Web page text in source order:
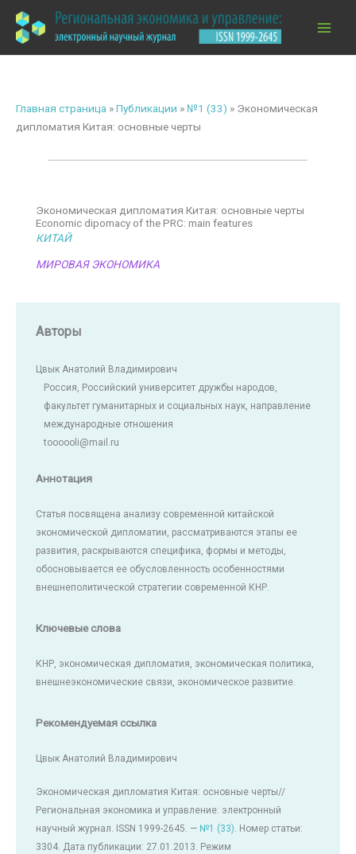
содержимому
Главная страница »Публикации » №1 (33) » Экономическая
дипломатия Китая: основные черты
Экономическая дипломатия Китая: основные черты
Economic dipomacy of the PRC: main features
КИТАЙ
МИРОВАЯ ЭКОНОМИКА
Авторы
Цвык Анатолий Владимирович
Россия, Российский университет дружбы народов,
факультет гуманитарных и социальных наук, направление
международные отношения
toooooli@mail.ru
Аннотация
Статья посвящена анализу современной китайской
экономической дипломатии, рассматриваются этапы ее
развития, раскрываются специфика, формы и методы,
обосновывается ее обусловленность особенностями
внешнеполитической стратегии современной КНР.
Ключевые слова
КНР, экономическая дипломатия, экономическая политика,
внешнеэкономические связи, экономическое развитие.
Рекомендуемая ссылка
Цвык Анатолий Владимирович
Экономическая дипломатия Китая: основные черты//
Региональная экономика и управление: электронный
научный журнал. ISSN 1999-2645. — №1 (33). Номер статьи:
3304. Дата публикации: 27.01.2013. Режим